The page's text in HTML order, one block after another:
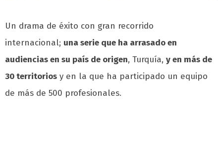
Un drama de éxito con gran recorrido
internacional; una serie que ha arrasado en
audiencias en su país de origen, Turquía, y en más de
30 territorios y en la que ha participado un equipo
de más de 500 profesionales.